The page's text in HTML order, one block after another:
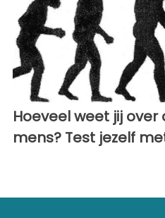
Hoeveel weet jij
mens? Test jezelf